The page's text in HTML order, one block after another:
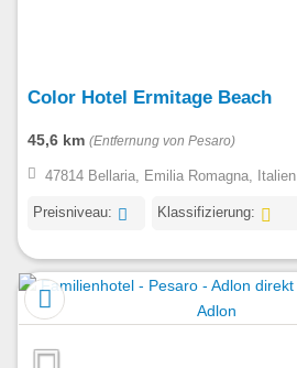
Color Hotel Ermitage Beach
45,6 km (Entfernung von Pesaro)
47814 Bellaria, Emilia Romagna, Italien
Preisniveau: Klassifizierung: